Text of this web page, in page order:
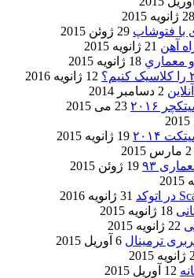
28 ژانویه 2015
با فتوشاپ 29 ژوئن 2015
آهن 21 ژانویه 2015
و معماري 18 ژانویه 2015
12 ژانویه 2016
2 دسامبر 2014
۲۰۱۶
23 می 2015
۲۰۱۴
19 ژانویه 2015
2 مارس 2015
۹۳
19 ژوئن 2015
31 ژانویه 2016
18 ژانویه 2015
22 ژانویه 2015
ترمینال 6 آوریل 2015
12 آوریل 2015